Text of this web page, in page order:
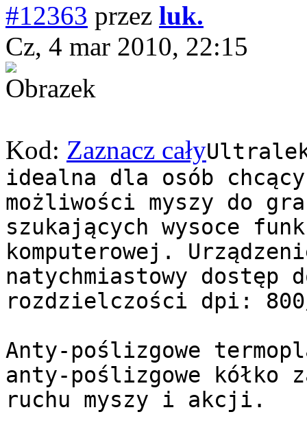
#12363 przez luk.
Cz, 4 mar 2010, 22:15
Kod: Zaznacz cały
idealna dla osób
możliwości myszy do
szukających wysoce
komputerowej.
natychmiastowy dostęp
rozdzielczości dpi:
Anty-poślizgowe
anty-poślizgowe kółko
ruchu myszy i akcji.